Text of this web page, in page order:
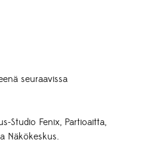
seuraavissa
Studio Fenix, Partioaitta,
Näkökeskus.